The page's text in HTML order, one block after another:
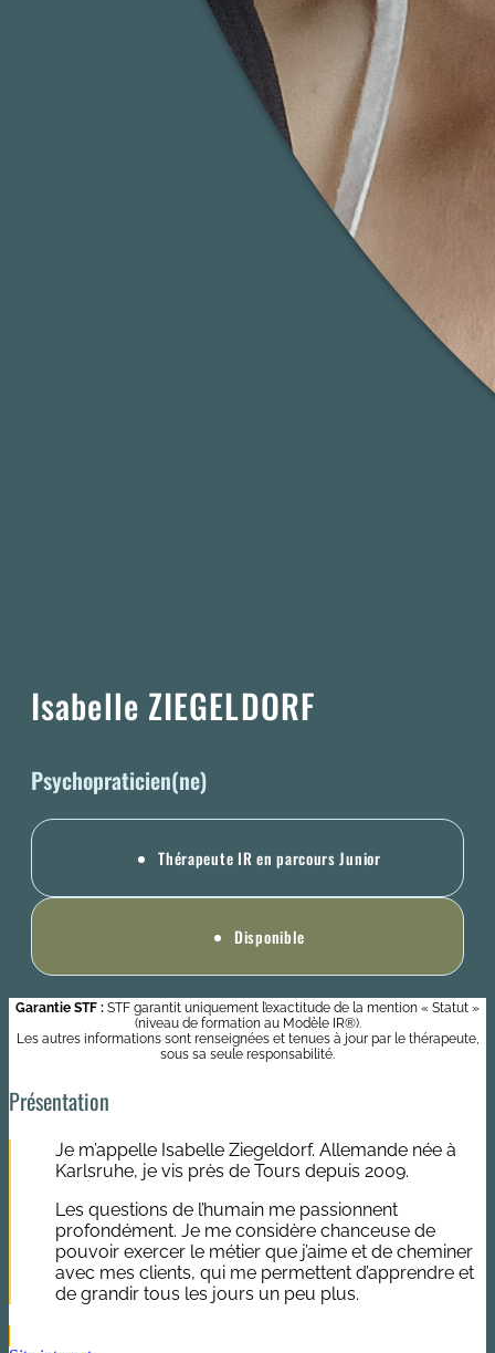
Isabelle ZIEGELDORF
Psychopraticien(ne)
Thérapeute IR en parcours Junior
Disponible
Garantie STF : STF garantit uniquement l’exactitude de la mention « Statut »
(niveau de formation au Modèle IR®).
Les autres informations sont renseignées et tenues à jour par le thérapeute,
sous sa seule responsabilité.
Présentation
Je m’appelle Isabelle Ziegeldorf. Allemande née à
Karlsruhe, je vis près de Tours depuis 2009.
Les questions de l’humain me passionnent
profondément. Je me considère chanceuse de
pouvoir exercer le métier que j’aime et de cheminer
avec mes clients, qui me permettent d’apprendre et
de grandir tous les jours un peu plus.